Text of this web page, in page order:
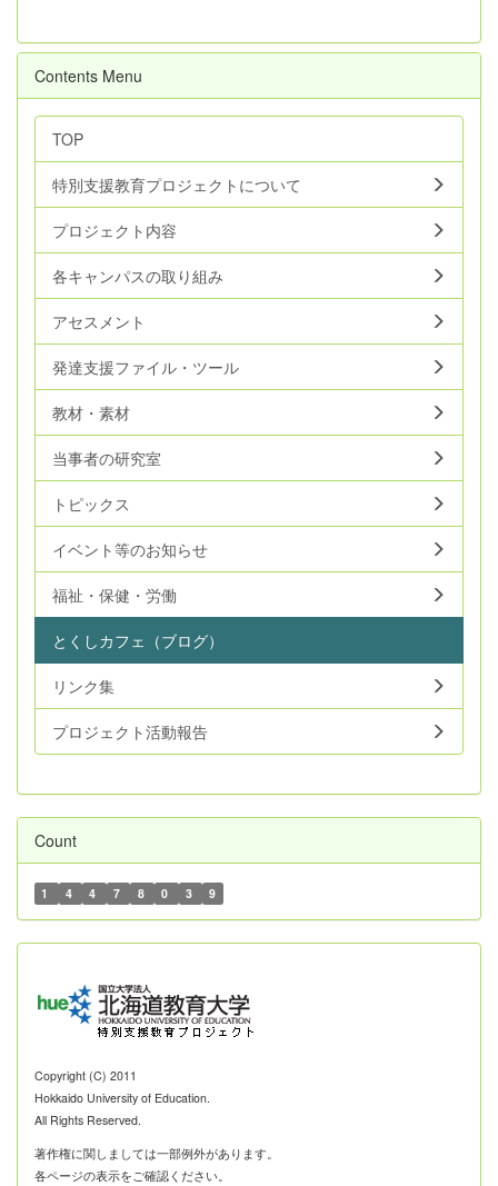
Contents Menu
TOP
特別支援教育プロジェクトについて
プロジェクト内容
各キャンパスの取り組み
アセスメント
発達支援ファイル・ツール
教材・素材
当事者の研究室
トピックス
イベント等のお知らせ
福祉・保健・労働
とくしカフェ（ブログ）
リンク集
プロジェクト活動報告
Count
1 4 4 7 8 0 3 9
Copyright (C) 2011
Hokkaido University of Education.
All Rights Reserved.
著作権に関しましては一部例外があります。
各ページの表示をご確認ください。